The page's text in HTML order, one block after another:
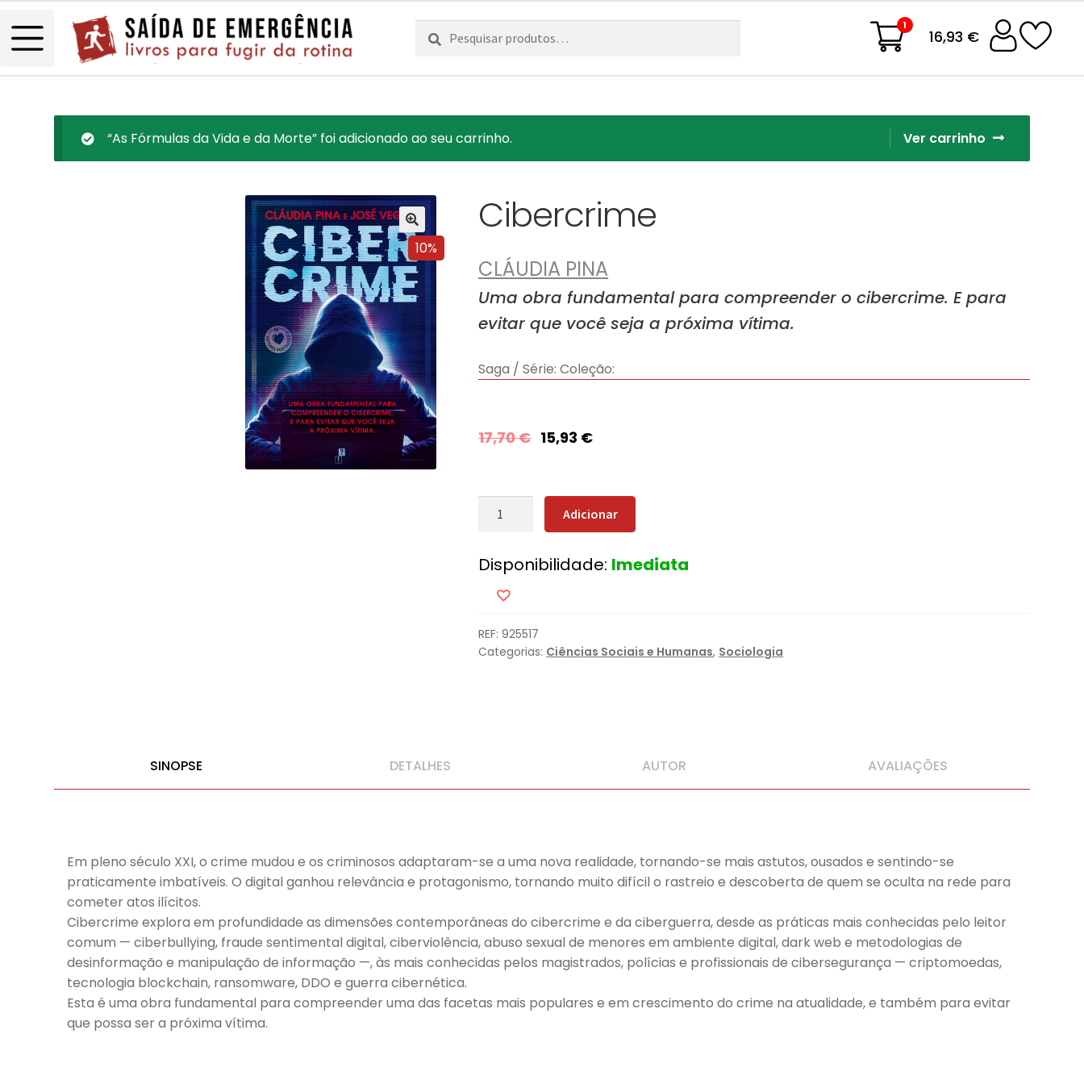
Pesquisar
por:
Pesquisa 1
16,93 €
Ver carrinho
“As Fórmulas da Vida e da Morte” foi adicionado ao seu carrinho.
10%
Cibercrime
CLÁUDIA PINA
Uma obra fundamental para compreender o cibercrime. E para
evitar que você seja a próxima vítima.
Saga / Série: Coleção:
17,70€ 15,93 €
Quantidade
Adicionar
Disponibilidade: Imediata
REF:925517
Categorias: Ciências Sociais e Humanas, Sociologia
SINOPSE DETALHES AUTOR AVALIAÇÕES
Em pleno século XXI, o crime mudou e os criminosos adaptaram-se a uma nova realidade, tornando-se mais astutos, ousados e sentindo-se
praticamente imbatíveis. O digital ganhou relevância e protagonismo, tornando muito difícil o rastreio e descoberta de quem se oculta na rede para
cometer atos ilícitos.
Cibercrime explora em profundidade as dimensões contemporâneas do cibercrime e da ciberguerra, desde as práticas mais conhecidas pelo leitor
comum — ciberbullying, fraude sentimental digital, ciberviolência, abuso sexual de menores em ambiente digital, dark web e metodologias de
desinformação e manipulação de informação —, às mais conhecidas pelos magistrados, polícias e profissionais de cibersegurança — criptomoedas,
tecnologia blockchain, ransomware, DDO e guerra cibernética.
Esta é uma obra fundamental para compreender uma das facetas mais populares e em crescimento do crime na atualidade, e também para evitar
que possa ser a próxima vítima.